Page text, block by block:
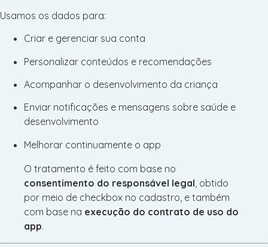
Usamos os dados para:
Criar e gerenciar sua conta
Personalizar conteúdos e recomendações
Acompanhar o desenvolvimento da criança
Enviar notificações e mensagens sobre saúde e
desenvolvimento
Melhorar continuamente o app
O tratamento é feito com base no
consentimento do responsável legal , obtido
por meio de checkbox no cadastro, e também
com base na execução do contrato de uso do
app.